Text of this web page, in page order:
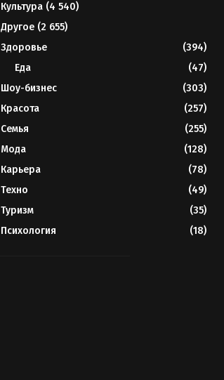
Культура(4 540)
Другое(2 655)
Здоровье
(394)
Еда
(47)
Шоу-бизнес
(303)
Красота
(257)
Семья
(255)
Мода
(128)
Карьера
(78)
Техно
(49)
Туризм
(35)
Психология
(18)